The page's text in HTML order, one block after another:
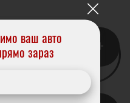
в Англії?
+
ваш авто
зараз